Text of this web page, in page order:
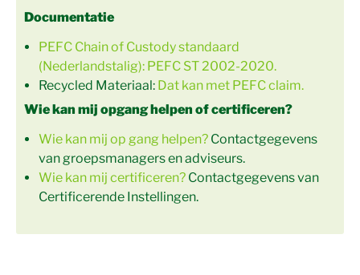
Documentatie
PEFC Chain of Custody standaard
(Nederlandstalig): PEFC ST 2002-2020.
Recycled Materiaal: Dat kan met PEFC claim.
Wie kan mij opgang helpen of certificeren?
Wie kan mij op gang helpen? Contactgegevens
van groepsmanagers en adviseurs.
Wie kan mij certificeren? Contactgegevens van
Certificerende Instellingen.